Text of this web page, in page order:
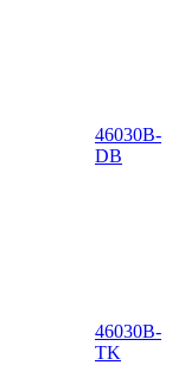
46030B-
DB
46030B-
TK